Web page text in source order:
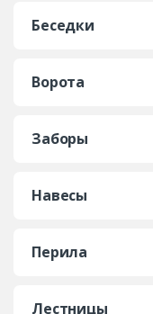
Беседки
Ворота
Заборы
Навесы
Перила
Лестницы